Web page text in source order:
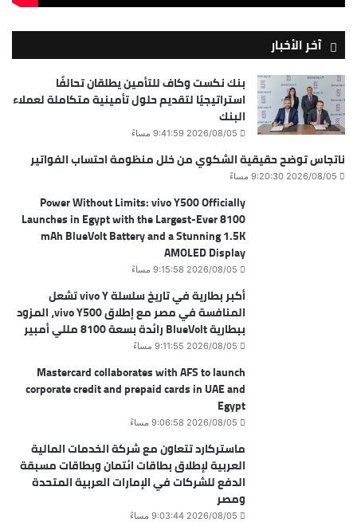
آخر الأخبار
بنك نكست وكاف للتأمين يطلقان تحالفًا
استراتيجيًا لتقديم حلول تأمينية متكاملة لعملاء
البنك
2026/08/05 9:41:59 مساءً
ناتجاس توضح حقيقية الشكوي من خلل منظومة احتساب الفواتير
2026/08/05 9:20:30 مساءً
Power Without Limits: vivo Y500 Officially
Launches in Egypt with the Largest-Ever 8100
mAh BlueVolt Battery and a Stunning 1.5K
AMOLED Display
2026/08/05 9:15:58 مساءً
أكبر بطارية في تاريخ سلسلة vivo Y تشعل
المنافسة في مصر مع إطلاق vivo Y500، المزود
ببطارية BlueVolt رائدة بسعة 8100 مللي أمبير
2026/08/05 9:11:55 مساءً
Mastercard collaborates with AFS to launch
corporate credit and prepaid cards in UAE and
Egypt
2026/08/05 9:06:58 مساءً
ماستركارد تتعاون مع شركة الخدمات المالية
العربية لإطلاق بطاقات ائتمان وبطاقات مسبقة
الدفع للشركات في الإمارات العربية المتحدة
ومصر
2026/08/05 9:03:44 مساءً